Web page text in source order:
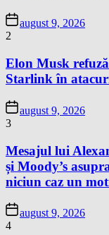
august 9, 2026
2
Elon Musk
Starlink în
august 9, 2026
3
Mesajul lui
și Moody’s
niciun caz un
august 9, 2026
4